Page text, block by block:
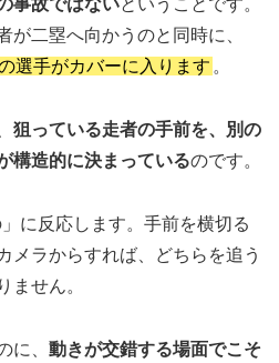
事故ではないということです。
が二塁へ向かうのと同時に、
選手がカバーに入ります 。
狙っている走者の手前を、別の
構造的に決まっているのです。
に反応します。手前を横切る
メラからすれば、どちらを追う
ません。
に、 動きが交錯する場面でこそ